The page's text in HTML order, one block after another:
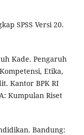
SPSS Versi 20.
Kade. Pengaruh
Etika,
Kantor BPK RI
Kumpulan Riset
Bandung: